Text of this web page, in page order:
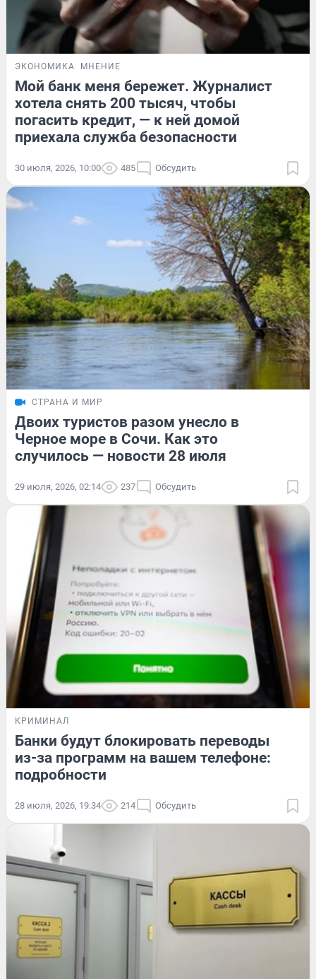
ЭКОНОМИКА МНЕНИЕ
Мой банк меня бережет. Журналист
хотела снять 200 тысяч, чтобы
погасить кредит, — к ней домой
приехала служба безопасности
30 июля, 2026, 10:00 485 Обсудить
СТРАНА И МИР
Двоих туристов разом унесло в
Черное море в Сочи. Как это
случилось — новости 28 июля
29 июля, 2026, 02:14 237 Обсудить
КРИМИНАЛ
Банки будут блокировать переводы
из-за программ на вашем телефоне:
подробности
28 июля, 2026, 19:34 214 Обсудить